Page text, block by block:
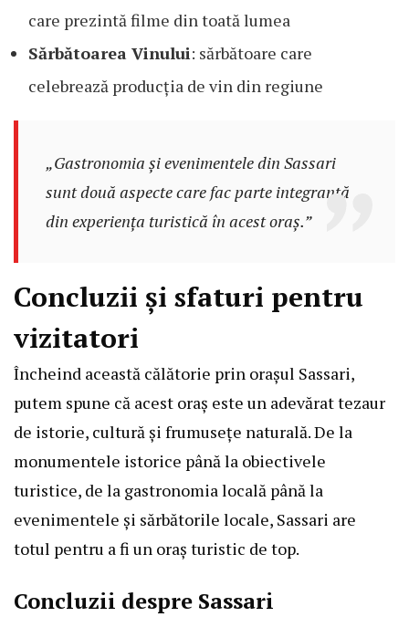
care prezintă filme din toată lumea
Sărbătoarea Vinului: sărbătoare care
celebrează producția de vin din regiune
„Gastronomia și evenimentele din Sassari
sunt două aspecte care fac parte integrantă
din experiența turistică în acest oraș.”
Concluzii și sfaturi pentru
vizitatori
Încheind această călătorie prin orașul Sassari,
putem spune că acest oraș este un adevărat tezaur
de istorie, cultură și frumusețe naturală. De la
monumentele istorice până la obiectivele
turistice, de la gastronomia locală până la
evenimentele și sărbătorile locale, Sassari are
totul pentru a fi un oraș turistic de top.
Concluzii despre Sassari